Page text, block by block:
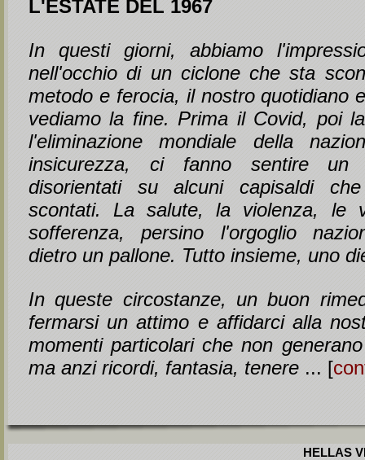
L'ESTATE DEL 1967
In questi giorni, abbiamo
nell'occhio di un ciclone che sta
metodo e ferocia, il nostro quotidiano
vediamo la fine. Prima il Covid, poi
l'eliminazione mondiale della
insicurezza, ci fanno sentire
disorientati su alcuni capisaldi
scontati. La salute, la violenza, le
sofferenza, persino l'orgoglio
dietro un pallone. Tutto insieme, uno
In queste circostanze, un buon
fermarsi un attimo e affidarci alla
momenti particolari che non
ma anzi ricordi, fantasia, tenere ... [
HELLAS